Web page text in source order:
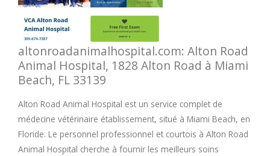
altonroadanimalhospital.com: Alton Road
Animal Hospital, 1828 Alton Road à Miami
Beach, FL 33139
Alton Road Animal Hospital est un service complet de
médecine vétérinaire établissement, situé à Miami Beach, en
Floride. Le personnel professionnel et courtois à Alton Road
Animal Hospital cherche à fournir les meilleurs soins